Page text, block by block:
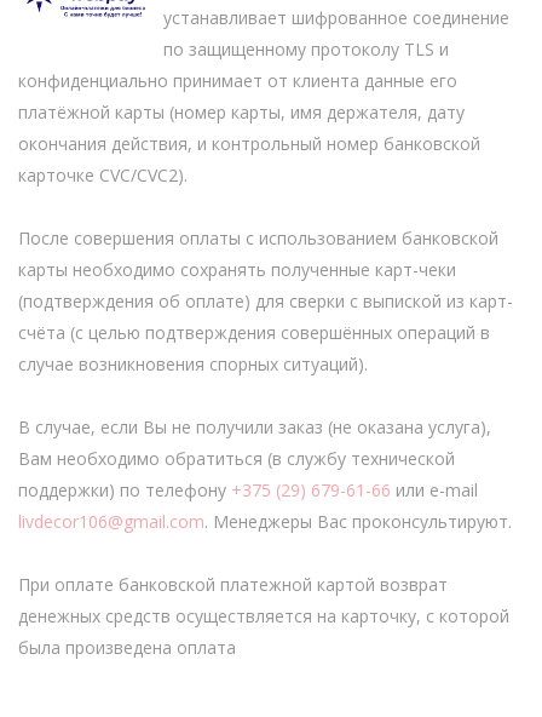
устанавливает шифрованное соединение
по защищенному протоколу TLS и
конфиденциально принимает от клиента данные его
платёжной карты (номер карты, имя держателя, дату
окончания действия, и контрольный номер банковской
карточке CVC/CVC2).
После совершения оплаты с использованием банковской
карты необходимо сохранять полученные карт-чеки
(подтверждения об оплате) для сверки с выпиской из карт-
счёта (с целью подтверждения совершённых операций в
случае возникновения спорных ситуаций).
В случае, если Вы не получили заказ (не оказана услуга),
Вам необходимо обратиться (в службу технической
поддержки) по телефону +375 (29) 679-61-66 или e-mail
livdecor106@gmail.com. Менеджеры Вас проконсультируют.
При оплате банковской платежной картой возврат
денежных средств осуществляется на карточку, с которой
была произведена оплата